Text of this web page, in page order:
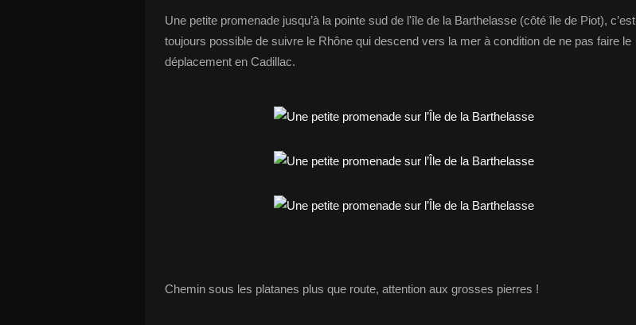
Une petite promenade jusqu’à la pointe sud de l'île de la Barthelasse (côté île de Piot), c’est
toujours possible de suivre le Rhône qui descend vers la mer à condition de ne pas faire le
déplacement en Cadillac.
Chemin sous les platanes plus que route, attention aux grosses pierres !